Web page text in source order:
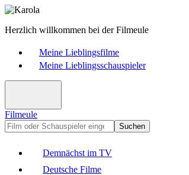
Herzlich willkommen bei der Filmeule
Meine Lieblingsfilme
Meine Lieblingsschauspieler
Filmeule
Suchen
Demnächst im TV
Deutsche Filme